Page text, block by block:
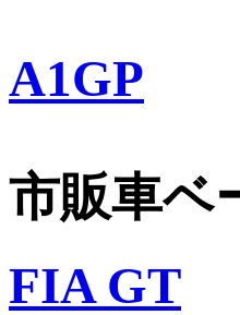
A1GP
市販車ベ
FIA GT